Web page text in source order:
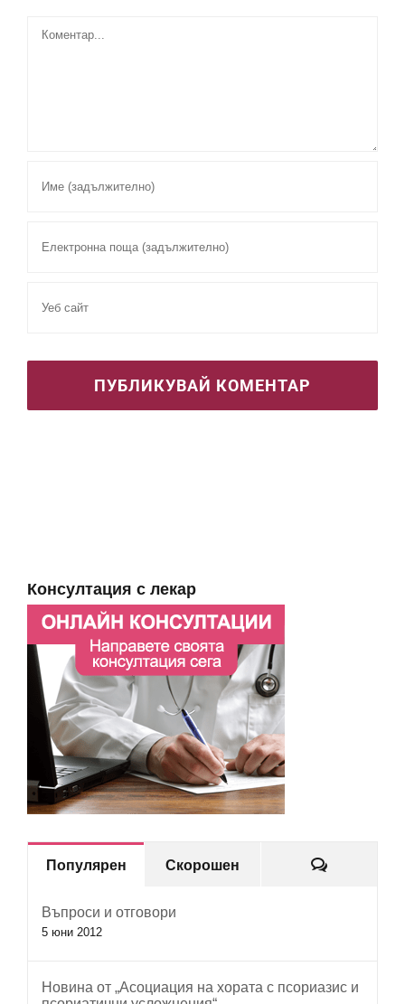
Консултация с лекар
Популярен Скорошен Коментари
Въпроси и отговори
5 юни 2012
Новина от „Асоциация на хората с псориазис и